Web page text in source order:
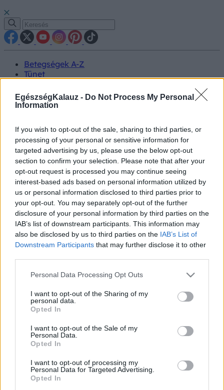
EgészségKalauz - Do Not Process My Personal
Information
If you wish to opt-out of the sale, sharing to third parties, or
processing of your personal or sensitive information for
targeted advertising by us, please use the below opt-out
section to confirm your selection. Please note that after your
opt-out request is processed you may continue seeing
interest-based ads based on personal information utilized by
us or personal information disclosed to third parties prior to
your opt-out. You may separately opt-out of the further
disclosure of your personal information by third parties on the
IAB’s list of downstream participants. This information may
also be disclosed by us to third parties on the IAB’s List of
Downstream Participants that may further disclose it to other
Please note that this website/app uses one or more Google
not limited to your visit or usage behaviour. You may click to
grant or deny consent to Google and its third-party tags to
use your data for below specified purposes in below Google
consent section.
Personal Data Processing Opt Outs
I want to opt-out of the Sharing of my
personal data.
Opted In
I want to opt-out of the Sale of my
Personal Data.
Opted In
I want to opt-out of processing my
Personal Data for Targeted Advertising.
Opted In
Betegségek A-Z
Tünet
Kezelés
Életmódváltás
Hírek
Videók
Kisállatok egészsége
#allergia #influenza#cukorbetegség
#orvosmeteorológia#vérnyomás#stroke#rákbetegség
#pajzsmirigy#reflux#ekcéma#herpesz
Regisztráció
Pánikbetegség
Pánikbetegség